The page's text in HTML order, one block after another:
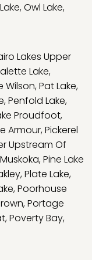
,Owl Lake,
Lakes Upper
Lake,
Wilson,Pat Lake,
,Penfold Lake,
Proudfoot,
Armour,Pickerel
Upstream Of
,Pine Lake
,Plate Lake,
,Poorhouse
,Portage
,Poverty Bay,